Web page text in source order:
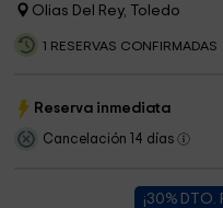
Olias Del Rey, Toledo
1 RESERVAS CONFIRMADAS
Reserva inmediata
Cancelación 14 días
¡30% DTO.